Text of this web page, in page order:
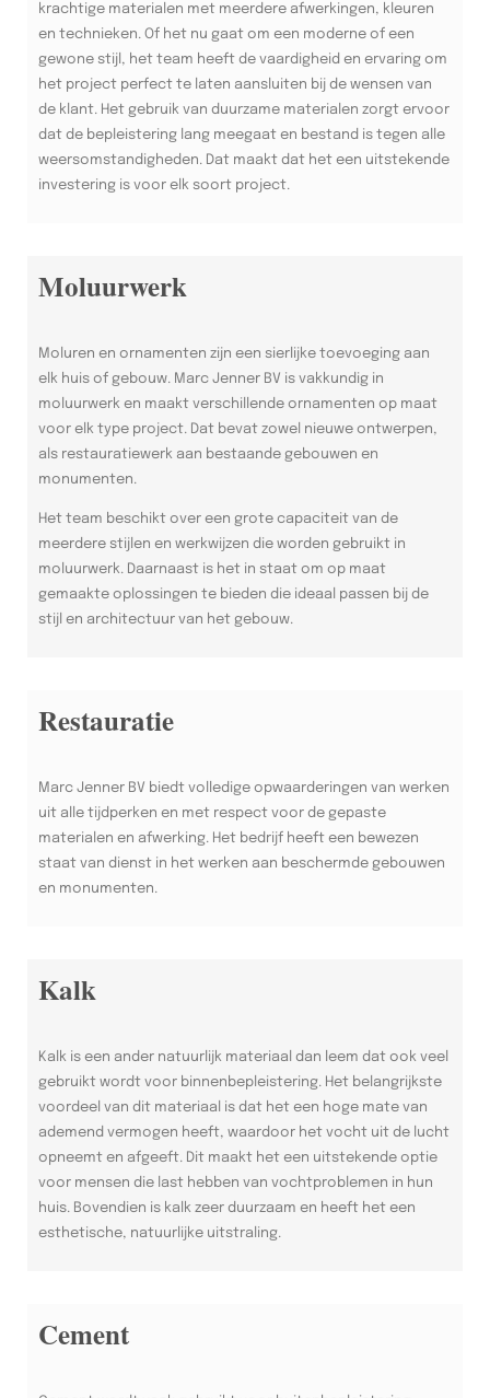
krachtige materialen met meerdere afwerkingen, kleuren
en technieken. Of het nu gaat om een moderne of een
gewone stijl, het team heeft de vaardigheid en ervaring om
het project perfect te laten aansluiten bij de wensen van
de klant. Het gebruik van duurzame materialen zorgt ervoor
dat de bepleistering lang meegaat en bestand is tegen alle
weersomstandigheden. Dat maakt dat het een uitstekende
investering is voor elk soort project.
Moluurwerk
Moluren en ornamenten zijn een sierlijke toevoeging aan
elk huis of gebouw. Marc Jenner BV is vakkundig in
moluurwerk en maakt verschillende ornamenten op maat
voor elk type project. Dat bevat zowel nieuwe ontwerpen,
als restauratiewerk aan bestaande gebouwen en
monumenten.
Het team beschikt over een grote capaciteit van de
meerdere stijlen en werkwijzen die worden gebruikt in
moluurwerk. Daarnaast is het in staat om op maat
gemaakte oplossingen te bieden die ideaal passen bij de
stijl en architectuur van het gebouw.
Restauratie
Marc Jenner BV biedt volledige opwaarderingen van werken
uit alle tijdperken en met respect voor de gepaste
materialen en afwerking. Het bedrijf heeft een bewezen
staat van dienst in het werken aan beschermde gebouwen
en monumenten.
Kalk
Kalk is een ander natuurlijk materiaal dan leem dat ook veel
gebruikt wordt voor binnenbepleistering. Het belangrijkste
voordeel van dit materiaal is dat het een hoge mate van
ademend vermogen heeft, waardoor het vocht uit de lucht
opneemt en afgeeft. Dit maakt het een uitstekende optie
voor mensen die last hebben van vochtproblemen in hun
huis. Bovendien is kalk zeer duurzaam en heeft het een
esthetische, natuurlijke uitstraling.
Cement